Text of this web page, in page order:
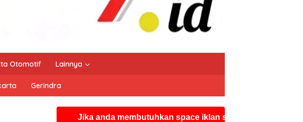
Otomotif Lainnya
Gerindra
Jika anda membutuhkan space iklan seperti ini silahkan hubungi